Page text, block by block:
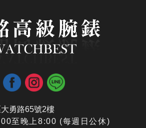
勇路65號2樓
至晚上8:00 (每週日公休)